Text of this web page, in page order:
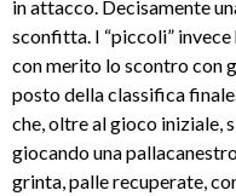
in attacco. Decisamente
sconfitta. I “piccoli” invece
con merito lo scontro con
posto della classifica
che, oltre al gioco iniziale,
giocando una
grinta, palle recuperate,